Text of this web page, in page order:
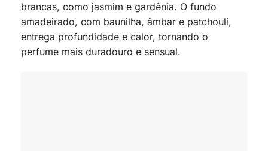
brancas, como jasmim e gardênia. O fundo
amadeirado, com baunilha, âmbar e patchouli,
entrega profundidade e calor, tornando o
perfume mais duradouro e sensual.